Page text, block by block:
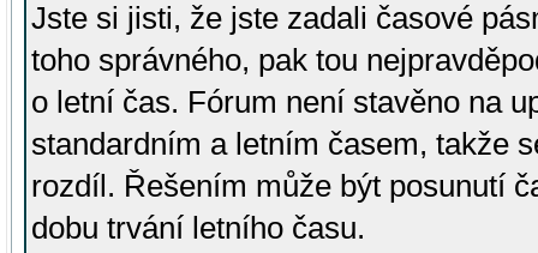
Jste si jisti, že jste zadali časové
toho správného, pak tou
o letní čas. Fórum není stavěno na
standardním a letním časem, takže
rozdíl. Řešením může být posunutí
dobu trvání letního času.